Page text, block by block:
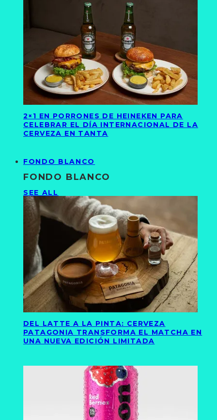
2×1 EN PORRONES DE HEINEKEN PARA
CELEBRAR EL DÍA INTERNACIONAL DE LA
CERVEZA EN TANTA
FONDO BLANCO
FONDO BLANCO
SEE ALL
DEL LATTE A LA PINTA: CERVEZA
PATAGONIA TRANSFORMA EL MATCHA EN
UNA NUEVA EDICIÓN LIMITADA